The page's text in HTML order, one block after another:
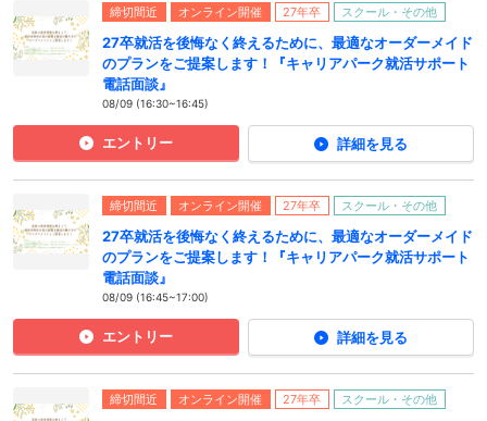
締切間近 オンライン開催 27年卒 スクール・その他
27卒就活を後悔なく終えるために、最適なオーダーメイド
のプランをご提案します！『キャリアパーク就活サポート
電話面談』
08/09 (16:30~16:45)
エントリー 詳細を見る
締切間近 オンライン開催 27年卒 スクール・その他
27卒就活を後悔なく終えるために、最適なオーダーメイド
のプランをご提案します！『キャリアパーク就活サポート
電話面談』
08/09 (16:45~17:00)
エントリー 詳細を見る
締切間近 オンライン開催 27年卒 スクール・その他